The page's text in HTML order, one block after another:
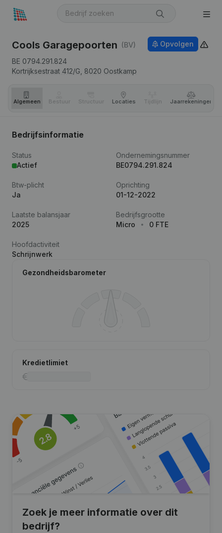
Cools Garagepoorten (BV)
BE 0794.291.824
Kortrijksestraat 412/G, 8020 Oostkamp
Opvolgen
Algemeen Bestuur Structuur Locaties Tijdlijn Jaar­rekeningen
Bedrijfsinformatie
Status
Actief
Ondernemingsnummer
BE0794.291.824
Btw-plicht
Ja
Oprichting
01-12-2022
Laatste balansjaar
2025
Bedrijfsgrootte
Micro
0 FTE
Hoofdactiviteit
Schrijnwerk
Gezondheidsbarometer
Kredietlimiet
Zoek je meer informatie over dit
bedrijf?